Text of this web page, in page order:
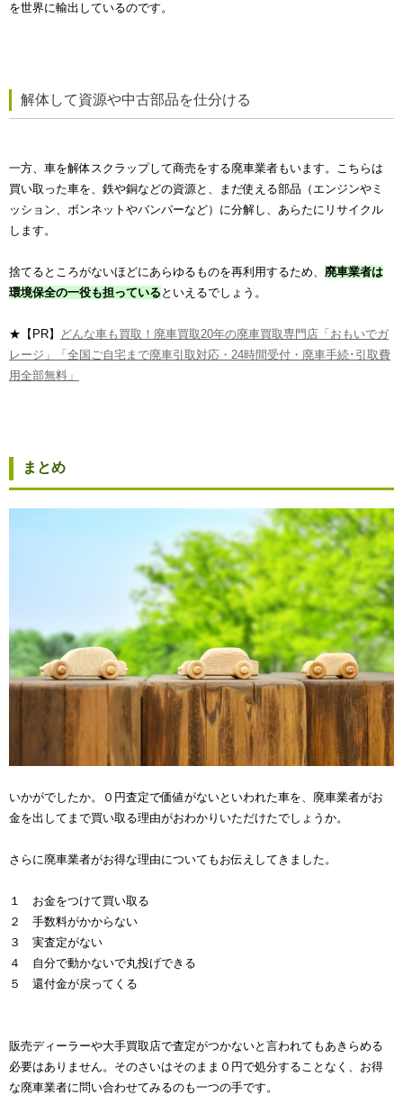
を世界に輸出しているのです。
解体して資源や中古部品を仕分ける
一方、車を解体スクラップして商売をする廃車業者もいます。こちらは
買い取った車を、鉄や銅などの資源と、まだ使える部品（エンジンやミ
ッション、ボンネットやバンパーなど）に分解し、あらたにリサイクル
します。
捨てるところがないほどにあらゆるものを再利用するため、 廃車業者は
環境保全の一役も担っている といえるでしょう。
★【PR】
どんな車も買取！廃車買取20年の廃車買取専門店「おもいでガ
レージ」「全国ご自宅まで廃車引取対応・24時間受付・廃車手続･引取費
用全部無料」
まとめ
いかがでしたか。０円査定で価値がないといわれた車を、廃車業者がお
金を出してまで買い取る理由がおわかりいただけたでしょうか。
さらに廃車業者がお得な理由についてもお伝えしてきました。
１ お金をつけて買い取る
２ 手数料がかからない
３ 実査定がない
４ 自分で動かないで丸投げできる
５ 還付金が戻ってくる
販売ディーラーや大手買取店で査定がつかないと言われてもあきらめる
必要はありません。そのさいはそのまま０円で処分することなく、お得
な廃車業者に問い合わせてみるのも一つの手です。